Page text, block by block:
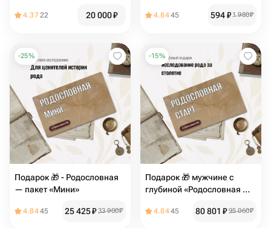
4.3722 20 000₽ 4.8445 594₽1 980₽
-25%
Подарок 🎁 - Родословная
— пакет «Мини»
4.8445 25 425₽ 33 900₽
-15%
Подарок 🎁 мужчине с
глубиной «Родословная —
4.8445 80 801 ₽ 95 060₽